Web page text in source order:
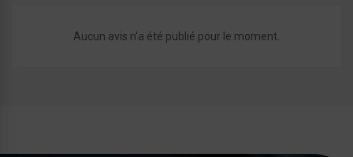
Aucun avis n'a été publié pour le moment.